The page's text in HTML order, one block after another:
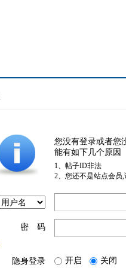
您没有登录或者您
能有如下几个原因
1、帖子ID非法
2、您还不是站点会员
密 码
隐身登录 开启 关闭